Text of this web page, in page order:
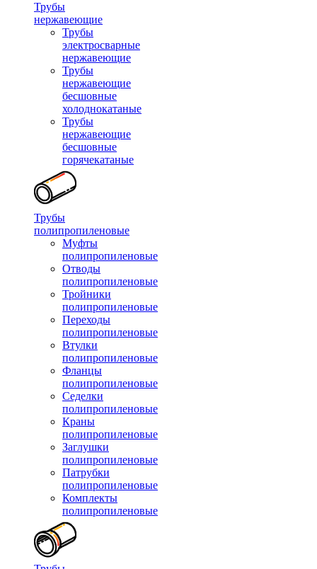
Трубы
нержавеющие
Трубы
электросварные
нержавеющие
Трубы
нержавеющие
бесшовные
холоднокатаные
Трубы
нержавеющие
бесшовные
горячекатаные
Трубы
полипропиленовые
Муфты
полипропиленовые
Отводы
полипропиленовые
Тройники
полипропиленовые
Переходы
полипропиленовые
Втулки
полипропиленовые
Фланцы
полипропиленовые
Седелки
полипропиленовые
Краны
полипропиленовые
Заглушки
полипропиленовые
Патрубки
полипропиленовые
Комплекты
полипропиленовые